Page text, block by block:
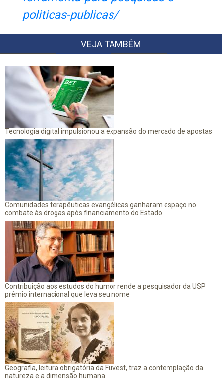
politicas-publicas/
VEJA TAMBÉM
Tecnologia digital impulsionou a expansão do mercado de apostas
Comunidades terapêuticas evangélicas ganharam espaço no
combate às drogas após financiamento do Estado
Contribuição aos estudos do humor rende a pesquisador da USP
prêmio internacional que leva seu nome
Geografia, leitura obrigatória da Fuvest, traz a contemplação da
natureza e a dimensão humana